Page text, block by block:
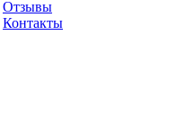
Отзывы
Контакты